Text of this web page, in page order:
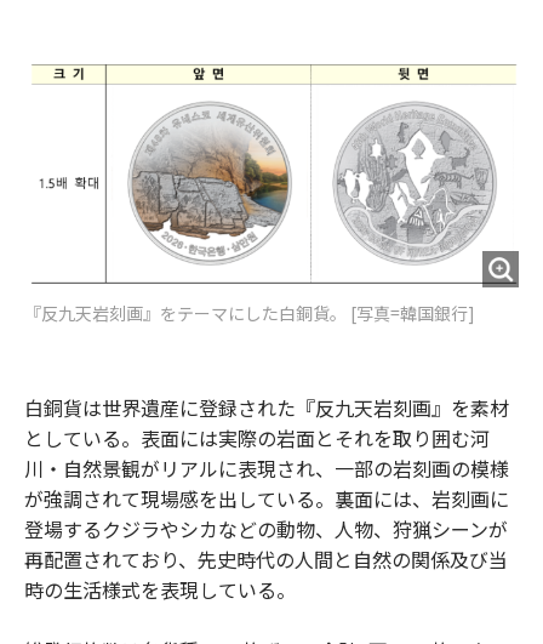
『反九天岩刻画』をテーマにした白銅貨。 [写真=韓国銀行]
白銅貨は世界遺産に登録された『反九天岩刻画』を素材
としている。表面には実際の岩面とそれを取り囲む河
川・自然景観がリアルに表現され、一部の岩刻画の模様
が強調されて現場感を出している。裏面には、岩刻画に
登場するクジラやシカなどの動物、人物、狩猟シーンが
再配置されており、先史時代の人間と自然の関係及び当
時の生活様式を表現している。